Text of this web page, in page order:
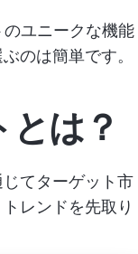
ユニークな機能
のは簡単です。
は？
てターゲット市
レンドを先取り